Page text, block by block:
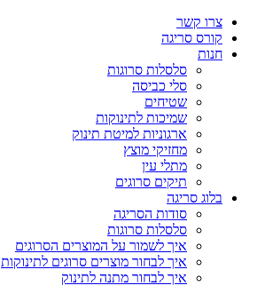
צרו קשר
קורס סריגה
חנות
סלסלות סרוגות
סלי כביסה
שטיחים
שמיכות לתינוקות
ארגוניות למיטת תינוק
מחזיקי מוצץ
מתלי עין
תיקים סרוגים
בלוג סריגה
סודות הסריגה
סלסלות סרוגות
איך לשמור על המוצרים הסרוגים
איך לבחור מוצרים סרוגים לתינוקות
איך לבחור מתנה לתינוק